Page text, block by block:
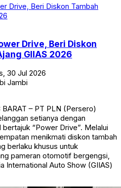
Drive, Beri Diskon
GIIAS 2026
30 Jul 2026
Jambi
– PT PLN (Persero)
setianya dengan
“Power Drive”. Melalui
menikmati diskon tambah
berlaku khusus untuk
pameran otomotif bergengsi,
International Auto Show (GIIAS)